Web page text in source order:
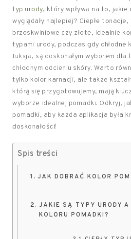
typ urody, który wpływa na to, jakie
wyglądały najlepiej? Ciepłe
brzoskwiniowe czy złote, idealnie
typami urody, podczas gdy chłodne
fuksja, są doskonałym wyborem dla
chłodnym odcieniu skóry. Warto
tylko kolor karnacji, ale także
którą się przygotowujemy, mają
wyborze idealnej pomadki. Odkryj,
pomadki, aby każda aplikacja była
doskonałości!
Spis treści
JAK DOBRAĆ KOLOR
JAKIE SĄ TYPY URODY A
KOLORU POMADKI?